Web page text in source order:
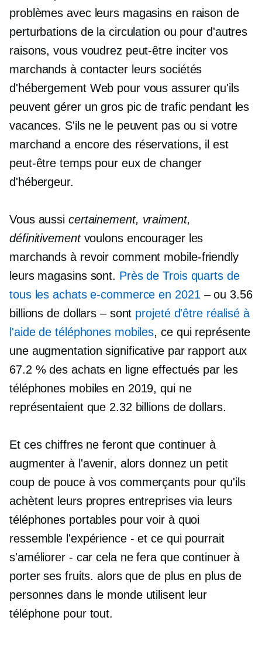
problèmes avec leurs magasins en raison de
perturbations de la circulation ou pour d'autres
raisons, vous voudrez peut-être inciter vos
marchands à contacter leurs sociétés
d'hébergement Web pour vous assurer qu'ils
peuvent gérer un gros pic de trafic pendant les
vacances. S'ils ne le peuvent pas ou si votre
marchand a encore des réservations, il est
peut-être temps pour eux de changer
d'hébergeur.
Vous aussi certainement, vraiment,
définitivementvoulons encourager les
marchands à revoir comment mobile-friendly
leurs magasins sont. Près deTrois quartsde
tous les achats e-commerce en 2021 – ou 3.56
billions de dollars – sont projeté d'être réalisé à
l'aide de téléphones mobiles, ce qui représente
une augmentation significative par rapport aux
67.2 % des achats en ligne effectués par les
téléphones mobiles en 2019, qui ne
représentaient que 2.32 billions de dollars.
Et ces chiffres ne feront que continuer à
augmenter à l'avenir, alors donnez un petit
coup de pouce à vos commerçants pour qu'ils
achètent leurs propres entreprises via leurs
téléphones portables pour voir à quoi
ressemble l'expérience - et ce qui pourrait
s'améliorer - car cela ne fera que continuer à
porter ses fruits. alors que de plus en plus de
personnes dans le monde utilisent leur
téléphone pour tout.